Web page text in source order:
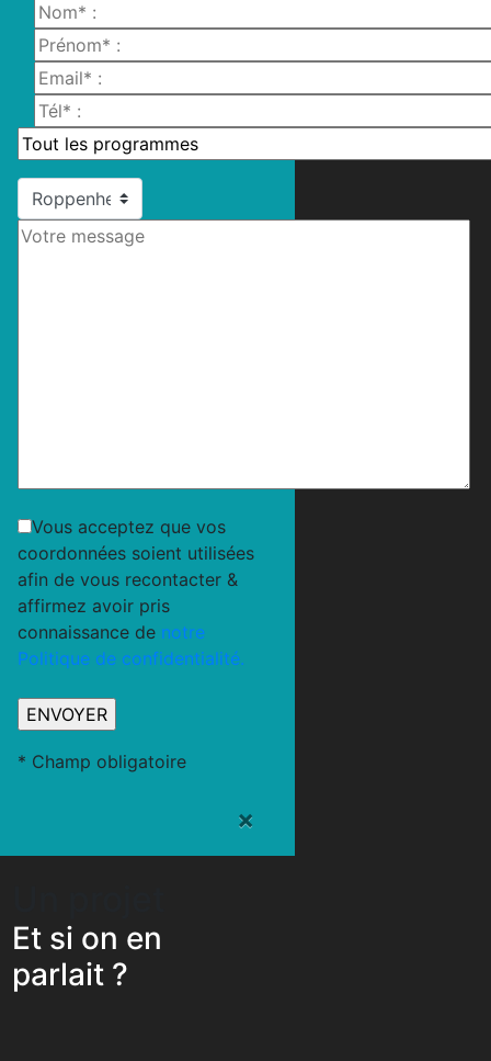
Vous acceptez que vos
coordonnées soient utilisées
afin de vous recontacter &
affirmez avoir pris
connaissance de notre
Politique de confidentialité.
* Champ obligatoire
×
Et si on en
parlait ?